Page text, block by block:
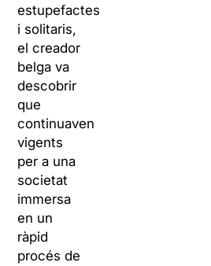
estupefactes
i solitaris,
el creador
belga va
descobrir
que
continuaven
vigents
per a una
societat
immersa
en un
ràpid
procés de